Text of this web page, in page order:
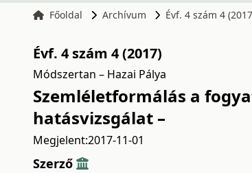
Főoldal Archívum Évf. 4 szám 4
Évf. 4 szám 4 (2017)
Módszertan – Hazai Pálya
Szemléletformálás a
hatásvizsgálat –
Megjelent:2017-11-01
Szerző